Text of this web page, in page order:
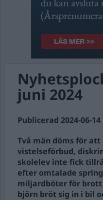
juni 2024
Publicerad 2024-06-14
Två män döms för
vistelseförbud,
skolelev inte fick
efter omtalade
miljardböter för brott
björn bröt sig in i bil